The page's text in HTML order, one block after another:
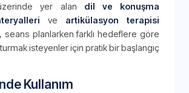
yer alan dil ve konuşma
ve artikülasyon terapisi
, seans planlarken farklı hedeflere göre
isteyenler için pratik bir başlangıç
Kullanım